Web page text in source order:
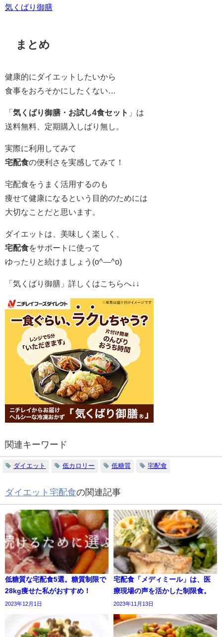
気くばり御膳
まとめ
健康的にダイエットしたいから
食事をおろそかにしたくない…
「気くばり御膳・お試し4食セット 」は
送料無料、定期購入しばり無し。
実際に利用してみて
宅配食の便利さを実感してみて！
宅配食をうまく活用するのも
痩せて健康になるという目的のためには
大切なことだと思います。
ダイエットは、美味しく楽しく、
宅配食をサポートに使って
ゆったりと続けましょう(o^―^o)
「気くばり御膳」詳しくはこちらへ↓↓
関連キーワード
ダイエット 低カロリー 低糖質 宅配食
ダイエット宅配食の関連記事
低糖質な宅配食5選。糖質制限で
28kg痩せた私がおすすめ！
2023年12月1日
宅配食「メディミール」は、医
療現場の声を活かした制限食。
2023年11月13日